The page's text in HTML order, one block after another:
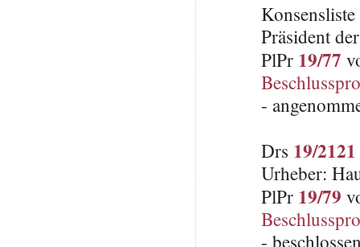
Präsident
PlPr 19/77
-
Drs 19/2121
Urheber:
PlPr 19/79
-